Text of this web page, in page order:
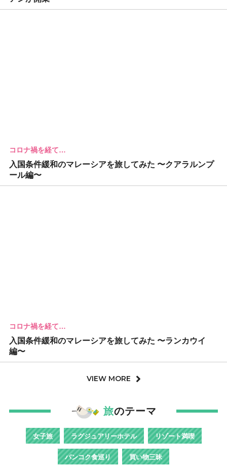
コロナ禍を経て…
入国条件緩和のマレーシアを旅してみた 〜クアラルンプ
ール編〜
コロナ禍を経て…
入国条件緩和のマレーシアを旅してみた 〜ランカウイ
編〜
VIEW MORE
旅のテーマ
女子旅 ラグジュアリーホテル リゾート満喫
バンコク食巡り 買い物三昧